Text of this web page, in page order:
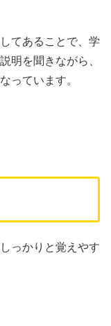
てあることで、学
明を聞きながら、
っています。
っかりと覚えやす